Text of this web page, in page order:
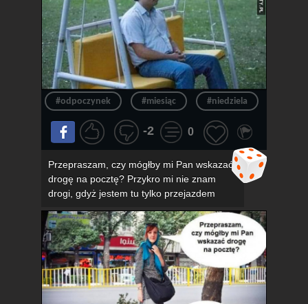
#odpoczynek #miesiąc #niedziela
-2 0
Przepraszam, czy mógłby mi Pan wskazać
drogę na pocztę? Przykro mi nie znam
drogi, gdyż jestem tu tylko przejazdem